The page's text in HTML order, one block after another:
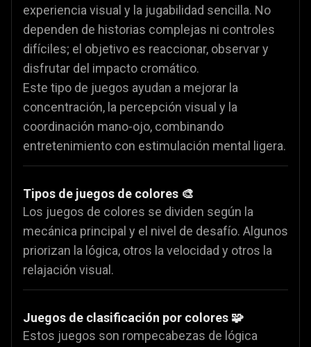
experiencia visual y la jugabilidad sencilla. No
dependen de historias complejas ni controles
difíciles; el objetivo es reaccionar, observar y
disfrutar del impacto cromático.
Este tipo de juegos ayudan a mejorar la
concentración, la percepción visual y la
coordinación mano-ojo, combinando
entretenimiento con estimulación mental ligera.
Tipos de juegos de colores 🎨
Los juegos de colores se dividen según la
mecánica principal y el nivel de desafío. Algunos
priorizan la lógica, otros la velocidad y otros la
relajación visual.
Juegos de clasificación por colores 🧩
Estos juegos son rompecabezas de lógica